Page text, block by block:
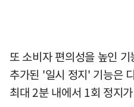
또 소비자 편의성을 높인
추가된 '일시 정지' 기능은
최대 2분 내에서 1회 정지